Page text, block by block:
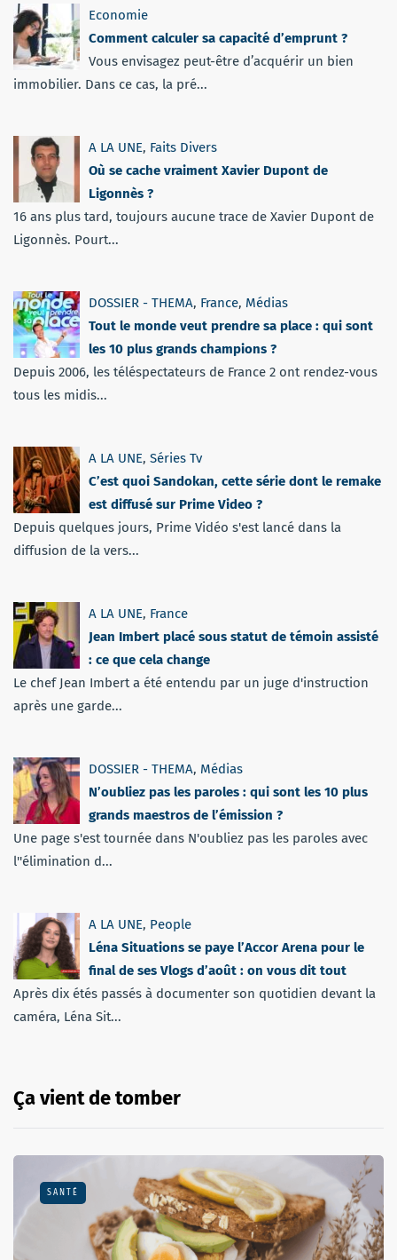
Economie
Comment calculer sa capacité d’emprunt ?
Vous envisagez peut-être d’acquérir un bien
immobilier. Dans ce cas, la pré...
A LA UNE, Faits Divers
Où se cache vraiment Xavier Dupont de
Ligonnès ?
16 ans plus tard, toujours aucune trace de Xavier Dupont de
Ligonnès. Pourt...
DOSSIER - THEMA, France, Médias
Tout le monde veut prendre sa place : qui sont
les 10 plus grands champions ?
Depuis 2006, les téléspectateurs de France 2 ont rendez-vous
tous les midis...
A LA UNE, Séries Tv
C’est quoi Sandokan, cette série dont le remake
est diffusé sur Prime Video ?
Depuis quelques jours, Prime Vidéo s'est lancé dans la
diffusion de la vers...
A LA UNE, France
Jean Imbert placé sous statut de témoin assisté
: ce que cela change
Le chef Jean Imbert a été entendu par un juge d'instruction
après une garde...
DOSSIER - THEMA, Médias
N’oubliez pas les paroles : qui sont les 10 plus
grands maestros de l’émission ?
Une page s'est tournée dans N'oubliez pas les paroles avec
l''élimination d...
A LA UNE, People
Léna Situations se paye l’Accor Arena pour le
final de ses Vlogs d’août : on vous dit tout
Après dix étés passés à documenter son quotidien devant la
caméra, Léna Sit...
Ça vient de tomber
SANTÉ